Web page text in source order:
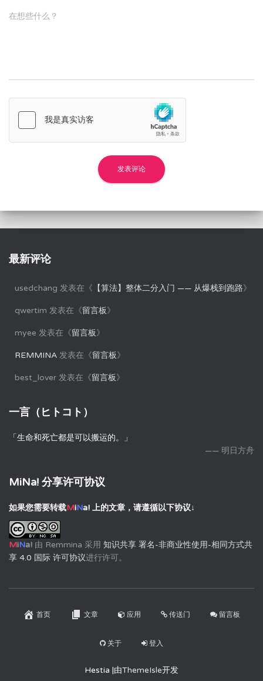
在想些什么？
最新评论
usedchang 发表在《 【算法】整体二分入门 —— 从爆栈到跑路》
qwertim 发表在《留言板》
myee 发表在《留言板》
REMMINA 发表在《留言板》
best_lover 发表在《留言板》
一言（ヒトコト）
「生命和死亡都是可以搬运的。」
—— 明日方舟
MiNa! 分享许可协议
如果您需要转载MiNa! 上的文章，请遵循以下协议↓
MiNa! 由 Remmina 采用 知识共享 署名-非商业性使用-相同方式共
享 4.0 国际 许可协议进行许可。
首页 文章 应用 传送门 留言板
关于 登入
Hestia |由ThemeIsle开发